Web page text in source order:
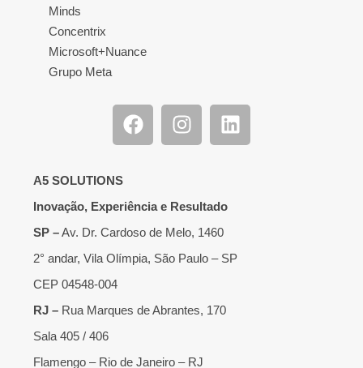
Minds
Concentrix
Microsoft+Nuance
Grupo Meta
A5 SOLUTIONS
Inovação, Experiência e Resultado
SP –Av. Dr. Cardoso de Melo, 1460
2° andar, Vila Olímpia, São Paulo – SP
CEP 04548-004
RJ – Rua Marques de Abrantes, 170
Sala 405 / 406
Flamengo – Rio de Janeiro – RJ